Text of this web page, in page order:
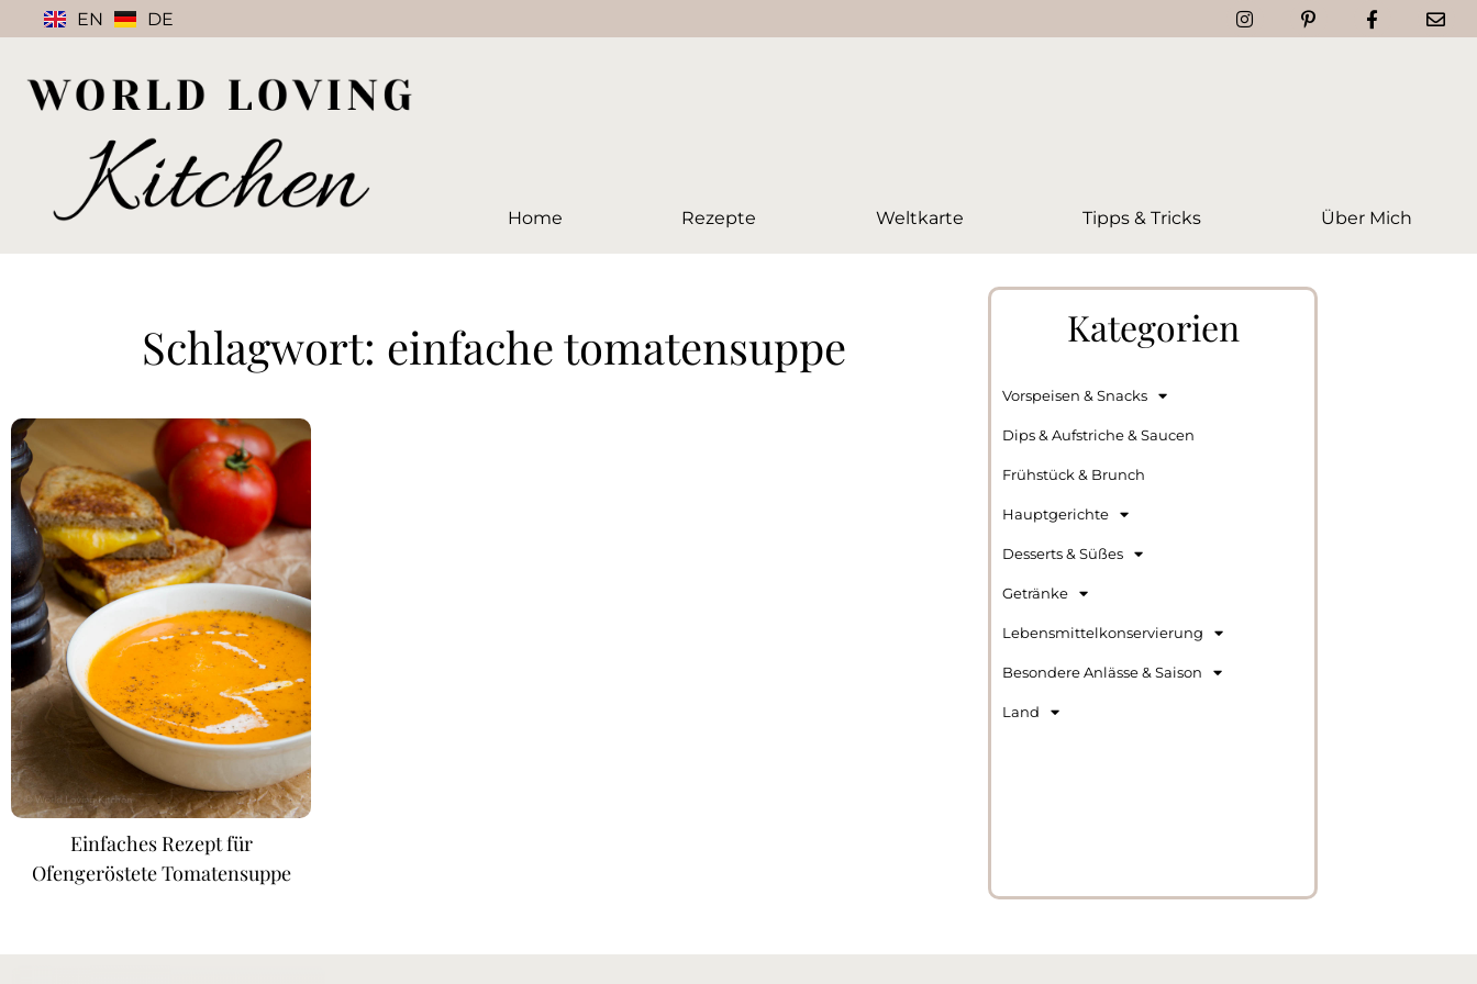
EN DE
Home Rezepte Weltkarte Tipps & Tricks Über Mich
Schlagwort: einfache tomatensuppe
Einfaches Rezept für
Ofengeröstete Tomatensuppe
Kategorien
Vorspeisen & Snacks
Dips & Aufstriche & Saucen
Frühstück & Brunch
Hauptgerichte
Desserts & Süßes
Getränke
Lebensmittelkonservierung
Besondere Anlässe & Saison
Land